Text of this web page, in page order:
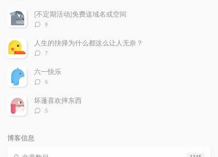
数：
[不定期活动]免费送域名或空间
评
数：
9
人生的抉择为什么都这么让人无奈？
评
数：
7
六一快乐
评
数：
6
坏蓬喜欢摔东西
评
5
博客信息